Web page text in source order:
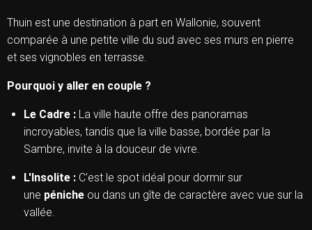
Thuin est une destination à part en Wallonie, souvent
comparée à une petite ville du sud avec ses murs en pierre
et ses vignobles en terrasse.
Pourquoi y aller en couple ?
Le Cadre : La ville haute offre des panoramas
incroyables, tandis que la ville basse, bordée par la
Sambre, invite à la douceur de vivre.
L'Insolite : C'est le spot idéal pour dormir sur
une péniche ou dans un gîte de caractère avec vue sur la
vallée.